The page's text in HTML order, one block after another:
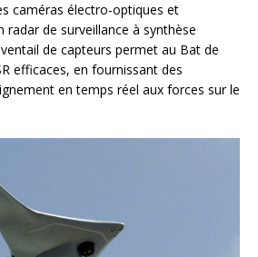
caméras électro-optiques et
radar de surveillance à synthèse
de capteurs permet au Bat de
efficaces, en fournissant des
en temps réel aux forces sur le